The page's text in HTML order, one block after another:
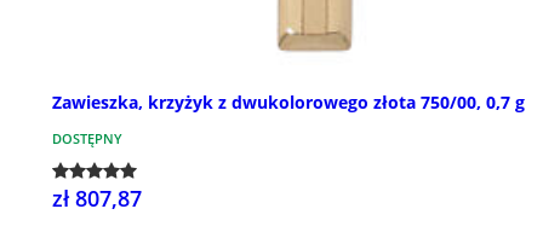
Zawieszka, krzyżyk z dwukolorowego złota 750/00, 0,7 g
DOSTĘPNY
zł 807,87